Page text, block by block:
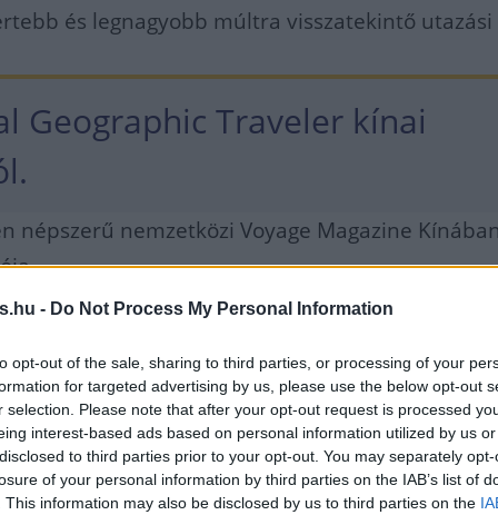
- Do Not Process My Personal Information
opt-out of the sale, sharing to third parties, or processing of your
for targeted advertising by us, please use the below opt-out
selection. Please note that after your opt-out request is processed
interest-based ads based on personal information utilized by us
to third parties prior to your opt-out. You may separately
of your personal information by third parties on the IAB’s list of
This information may also be disclosed by us to third parties on the
és legnagyobb múltra visszatekintő utazási
Geographic Traveler kínai
népszerű nemzetközi Voyage Magazine Kínában
desztinációjának
is nyert az MTÜ Kína vezető turisztikai
News versenyén: